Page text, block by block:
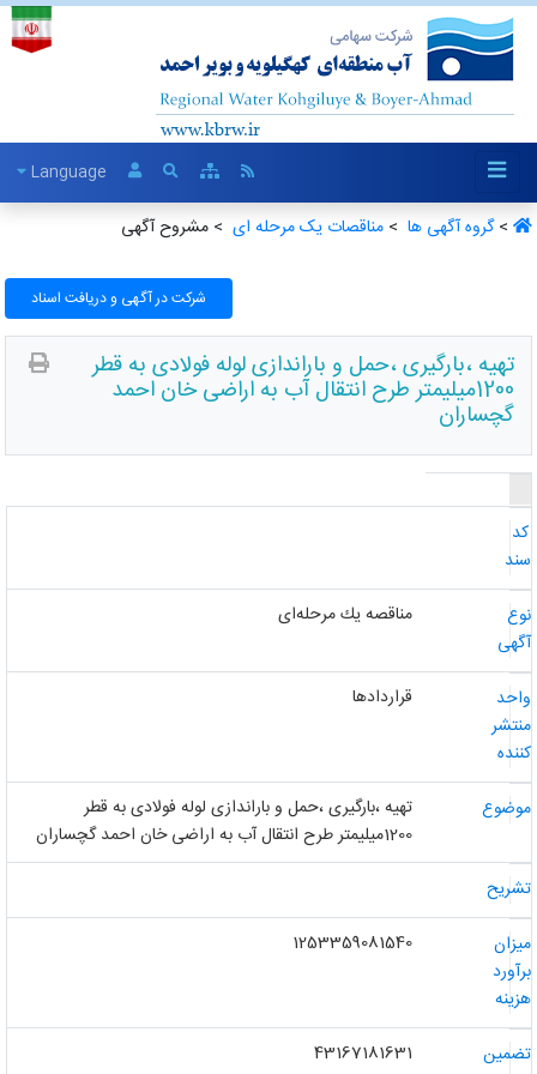
Language
>گروه آگهی ها ‏>مناقصات یک مرحله ای ‏> مشروح آگهی
شرکت در آگهی و دریافت اسناد
تهیه ،بارگیری ،حمل و باراندازی لوله فولادی به قطر
1200میلیمتر طرح انتقال آب به اراضی خان احمد
گچساران
مناقصه یك مرحله‌ای
قراردادها
تهیه ،بارگیری ،حمل و باراندازی لوله فولادی به قطر
1200میلیمتر طرح انتقال آب به اراضی خان احمد گچساران
1253359081540
43167181631